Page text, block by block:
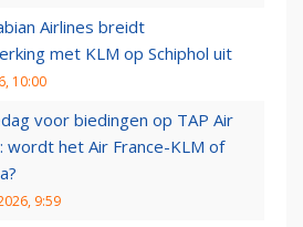
Airlines breidt
met KLM op Schiphol uit
10:00
voor biedingen op TAP Air
wordt het Air France-KLM of
9:59